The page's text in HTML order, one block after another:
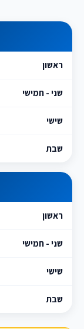
ראשון
שני - חמישי
שישי
שבת
ראשון
שני - חמישי
שישי
שבת